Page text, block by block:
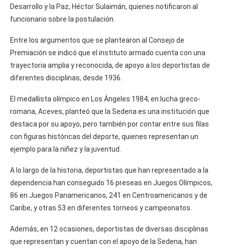
Desarrollo y la Paz, Héctor Sulaimán, quienes notificaron al
funcionario sobre la postulación.
Entre los argumentos que se plantearon al Consejo de
Premiación se indicó que el instituto armado cuenta con una
trayectoria amplia y reconocida, de apoyo a los deportistas de
diferentes disciplinas, desde 1936.
El medallista olímpico en Los Ángeles 1984, en lucha greco-
romana, Aceves, planteó que la Sedena es una institución que
destaca por su apoyo, pero también por contar entre sus filas
con figuras históricas del deporte, quienes representan un
ejemplo para la niñez y la juventud.
A lo largo de la historia, deportistas que han representado a la
dependencia han conseguido 16 preseas en Juegos Olímpicos,
86 en Juegos Panamericanos, 241 en Centroamericanos y de
Caribe, y otras 53 en diferentes torneos y campeonatos.
Además, en 12 ocasiones, deportistas de diversas disciplinas
que representan y cuentan con el apoyo de la Sedena, han